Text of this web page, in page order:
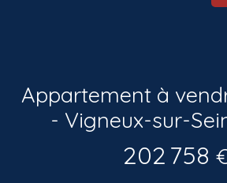
Appartement à
- Vigneux-sur-
202 758